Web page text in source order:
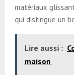
matériaux
qui distingue un
Lire aussi :
maison